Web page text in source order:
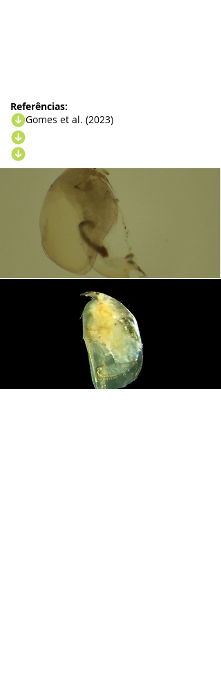
Referências:
Gomes et al. (2023)